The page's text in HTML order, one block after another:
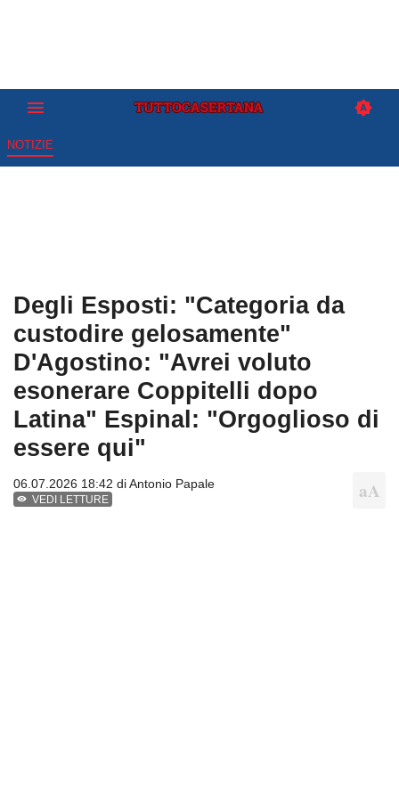
NOTIZIE
Degli Esposti: "Categoria da
custodire gelosamente"
D'Agostino: "Avrei voluto
esonerare Coppitelli dopo
Latina" Espinal: "Orgoglioso di
essere qui"
06.07.2026 18:42 diAntonio Papale
VEDI LETTURE